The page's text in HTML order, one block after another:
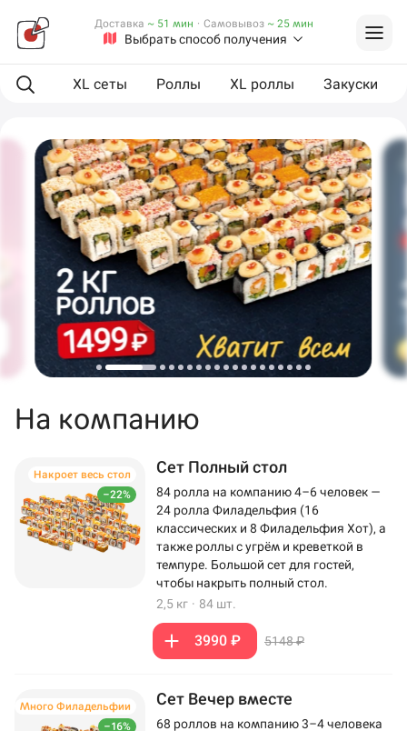
Выбрать способ получения
Доставка ~ 51 мин · Самовывоз ~ 25 мин
еда XL сеты Роллы XL роллы Закуски
На компанию
–22%
Накроет весь стол Сет Полный стол
84 ролла на компанию 4–6 человек —
24 ролла Филадельфия (16
классических и 8 Филадельфия Хот), а
также роллы с угрём и креветкой в
темпуре. Большой сет для гостей,
чтобы накрыть полный стол.
2,5 кг · 84 шт.
3990 ₽ 5148 ₽
–16%
Много Филадельфии Сет Вечер вместе
68 роллов на компанию 3–4 человека